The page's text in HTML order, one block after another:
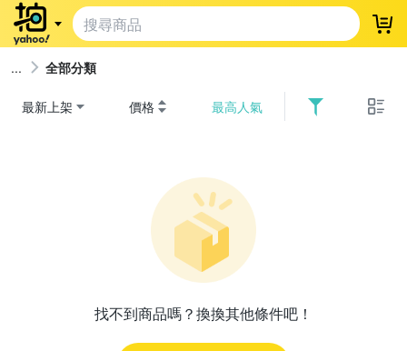
登
全部分類
最新上架 價格 最高人氣
找不到商品嗎？換換其他條件吧！